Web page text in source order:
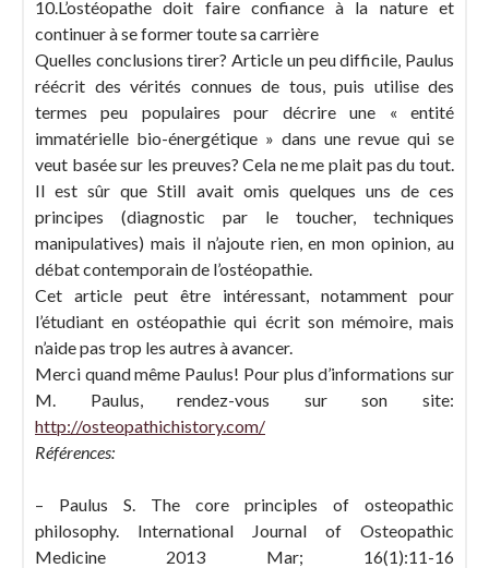
10.L’ostéopathe doit faire confiance à la nature et
continuer à se former toute sa carrière
Quelles conclusions tirer? Article un peu difficile, Paulus
réécrit des vérités connues de tous, puis utilise des
termes peu populaires pour décrire une « entité
immatérielle bio-énergétique » dans une revue qui se
veut basée sur les preuves? Cela ne me plait pas du tout.
Il est sûr que Still avait omis quelques uns de ces
principes (diagnostic par le toucher, techniques
manipulatives) mais il n’ajoute rien, en mon opinion, au
débat contemporain de l’ostéopathie.
Cet article peut être intéressant, notamment pour
l’étudiant en ostéopathie qui écrit son mémoire, mais
n’aide pas trop les autres à avancer.
Merci quand même Paulus! Pour plus d’informations sur
M. Paulus, rendez-vous sur son site:
http://osteopathichistory.com/
Références:
– Paulus S. The core principles of osteopathic
philosophy. International Journal of Osteopathic
Medicine 2013 Mar; 16(1):11-16